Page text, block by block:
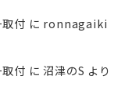
付 に ronnagaiki
付 に沼津のS より